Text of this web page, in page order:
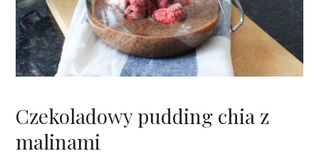
Czekoladowy pudding chia z
malinami